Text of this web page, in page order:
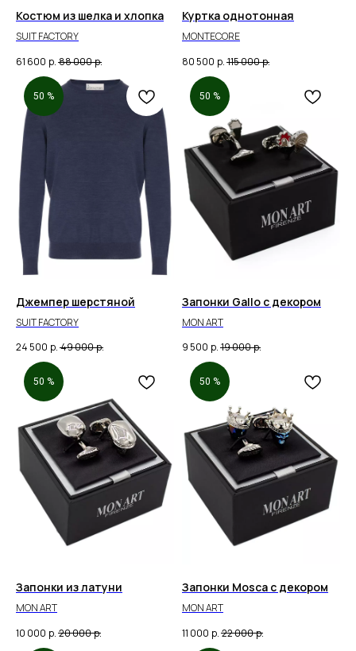
Костюм из шелка и хлопка
SUIT FACTORY
61 600 р. 88 000р.
Куртка однотонная
MONTECORE
80 500 р. 115 000р.
50 %
Джемпер шерстяной
SUIT FACTORY
24 500 р. 49 000р.
50 %
Запонки Gallo с декором
MON ART
9 500 р. 19 000р.
50 %
Запонки из латуни
MON ART
10 000 р. 20 000р.
50 %
Запонки Mosca с декором
MON ART
11 000 р. 22 000р.